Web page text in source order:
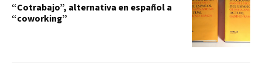
“Cotrabajo”, alternativa en español a
“coworking”